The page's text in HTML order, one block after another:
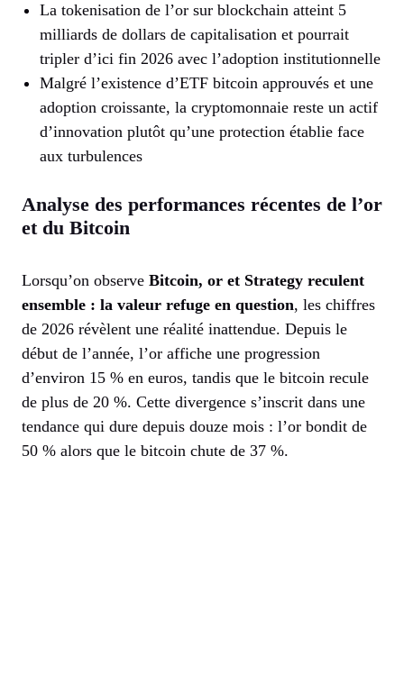
La tokenisation de l’or sur blockchain atteint 5
milliards de dollars de capitalisation et pourrait
tripler d’ici fin 2026 avec l’adoption institutionnelle
Malgré l’existence d’ETF bitcoin approuvés et une
adoption croissante, la cryptomonnaie reste un actif
d’innovation plutôt qu’une protection établie face
aux turbulences
Analyse des performances récentes de l’or
et du Bitcoin
Lorsqu’on observe Bitcoin, or et Strategy reculent
ensemble : la valeur refuge en question, les chiffres
de 2026 révèlent une réalité inattendue. Depuis le
début de l’année, l’or affiche une progression
d’environ 15 % en euros, tandis que le bitcoin recule
de plus de 20 %. Cette divergence s’inscrit dans une
tendance qui dure depuis douze mois : l’or bondit de
50 % alors que le bitcoin chute de 37 %.